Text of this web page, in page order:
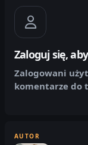
Zaloguj się,
Zalogowani
komentarze do
AUTOR